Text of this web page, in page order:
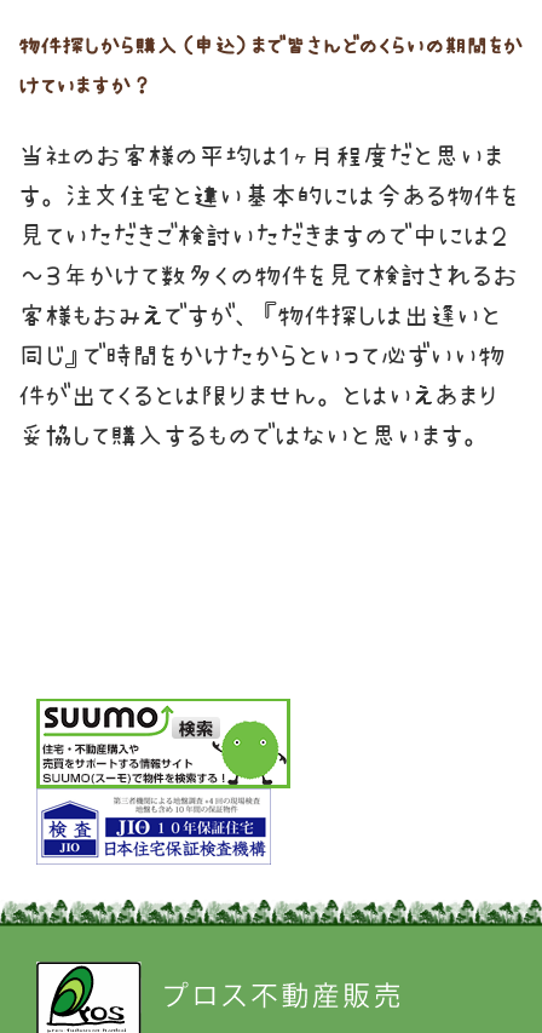
物件探しから購入（申込）まで皆さんどのくらいの期間をか
けていますか？
当社のお客様の平均は１ヶ月程度だと思いま
す。注文住宅と違い基本的には今ある物件を
見ていただきご検討いただきますので中には２
～３年かけて数多くの物件を見て検討されるお
客様もおみえですが、『物件探しは出逢いと
同じ』で時間をかけたからといって必ずいい物
件が出てくるとは限りません。とはいえあまり
妥協して購入するものではないと思います。